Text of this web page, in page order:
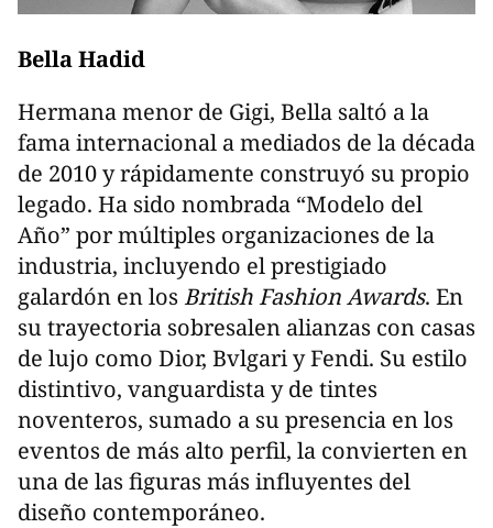
Bella Hadid
Hermana menor de Gigi, Bella saltó a la
fama internacional a mediados de la década
de 2010 y rápidamente construyó su propio
legado. Ha sido nombrada “Modelo del
Año” por múltiples organizaciones de la
industria, incluyendo el prestigiado
galardón en los British Fashion Awards. En
su trayectoria sobresalen alianzas con casas
de lujo como Dior, Bvlgari y Fendi. Su estilo
distintivo, vanguardista y de tintes
noventeros, sumado a su presencia en los
eventos de más alto perfil, la convierten en
una de las figuras más influyentes del
diseño contemporáneo.